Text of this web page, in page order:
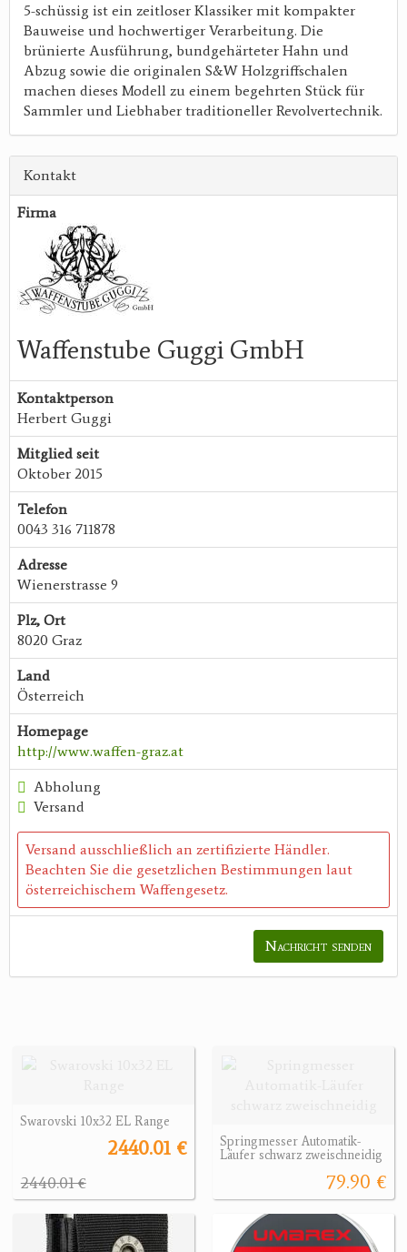
5-schüssig ist ein zeitloser Klassiker mit kompakter
Bauweise und hochwertiger Verarbeitung. Die
brünierte Ausführung, bundgehärteter Hahn und
Abzug sowie die originalen S&W Holzgriffschalen
machen dieses Modell zu einem begehrten Stück für
Sammler und Liebhaber traditioneller Revolvertechnik.
Kontakt
Firma
Waffenstube Guggi GmbH
Kontaktperson
Herbert Guggi
Mitglied seit
Oktober 2015
Telefon
0043 316 711878
Adresse
Wienerstrasse 9
Plz, Ort
8020 Graz
Land
Österreich
Homepage
http://www.waffen-graz.at
Abholung
Versand
Versand ausschließlich an zertifizierte Händler.
Beachten Sie die gesetzlichen Bestimmungen laut
österreichischem Waffengesetz.
Nachricht senden
Swarovski 10x32 EL Range
2440.01 €
2440.01 €
Springmesser Automatik-
Läufer schwarz zweischneidig
79.90 €